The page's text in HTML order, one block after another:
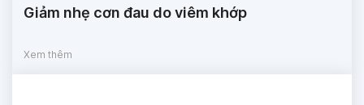
Giảm nhẹ cơn đau do viêm khớp
Xem thêm